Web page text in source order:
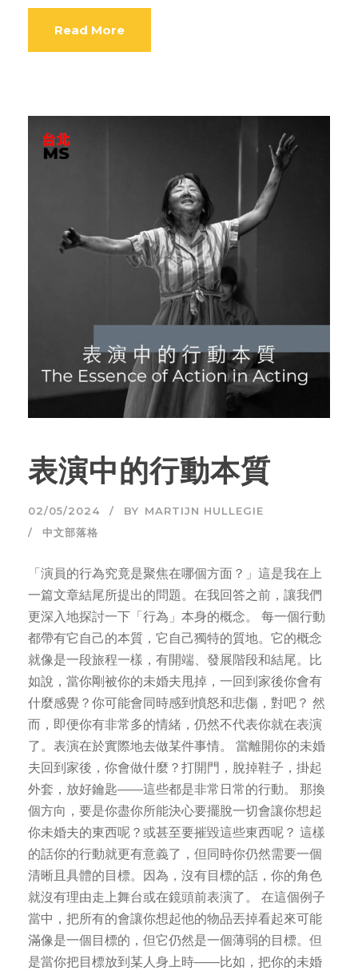
Read More
表演中的行動本質
02/05/2024 BY MARTIJN HULLEGIE
中文部落格
「演員的行為究竟是聚焦在哪個方面？」這是我在上
一篇文章結尾所提出的問題。在我回答之前，讓我們
更深入地探討一下「行為」本身的概念。 每一個行動
都帶有它自己的本質，它自己獨特的質地。它的概念
就像是一段旅程一樣，有開端、發展階段和結尾。比
如說，當你剛被你的未婚夫甩掉，一回到家後你會有
什麼感覺？你可能會同時感到憤怒和悲傷，對吧？ 然
而，即便你有非常多的情緒，仍然不代表你就在表演
了。表演在於實際地去做某件事情。 當離開你的未婚
夫回到家後，你會做什麼？打開門，脫掉鞋子，掛起
外套，放好鑰匙——這些都是非常日常的行動。 那換
個方向，要是你盡你所能決心要擺脫一切會讓你想起
你未婚夫的東西呢？或甚至要摧毀這些東西呢？ 這樣
的話你的行動就更有意義了，但同時你仍然需要一個
清晰且具體的目標。因為，沒有目標的話，你的角色
就沒有理由走上舞台或在鏡頭前表演了。 在這個例子
當中，把所有的會讓你想起他的物品丟掉看起來可能
滿像是一個目標的，但它仍然是一個薄弱的目標。但
是當你把目標放到某人身上時——比如，把你的未婚